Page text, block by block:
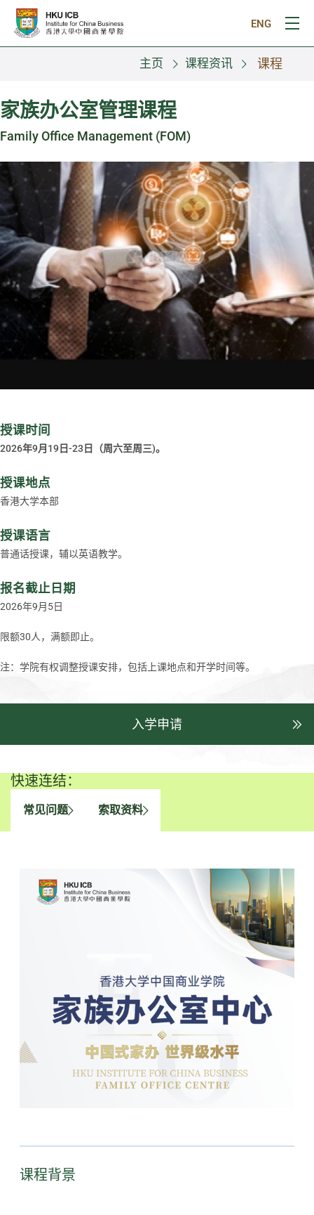
跳往主要内容
ENG
打
主页 课程资讯 课程
家族办公室管理课程
Family Office Management (FOM)
授课时间
2026年9月19日-23日（周六至周三)。
授课地点
香港大学本部
授课语言
普通话授课，辅以英语教学。
报名截止日期
2026年9月5日
限额30人，满额即止。
注：学院有权调整授课安排，包括上课地点和开学时间等。
入学申请
快速连结：
常见问题 索取资料
课程背景